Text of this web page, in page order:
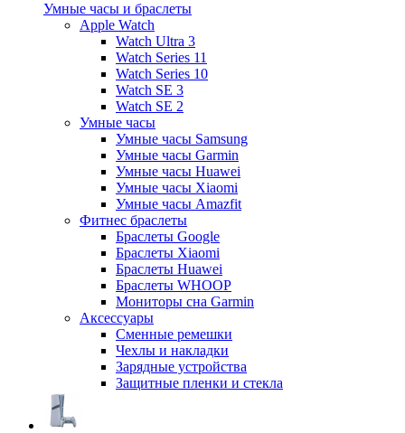
Умные часы и браслеты
Apple Watch
Watch Ultra 3
Watch Series 11
Watch Series 10
Watch SE 3
Watch SE 2
Умные часы
Умные часы Samsung
Умные часы Garmin
Умные часы Huawei
Умные часы Xiaomi
Умные часы Amazfit
Фитнес браслеты
Браслеты Google
Браслеты Xiaomi
Браслеты Huawei
Браслеты WHOOP
Мониторы сна Garmin
Аксессуары
Сменные ремешки
Чехлы и накладки
Зарядные устройства
Защитные пленки и стекла